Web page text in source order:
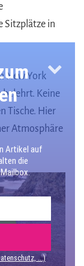
Sitzplätze in
New York
belehrt. Keine
Tische. Hier
Atmosphäre
Artikel auf
die
...)